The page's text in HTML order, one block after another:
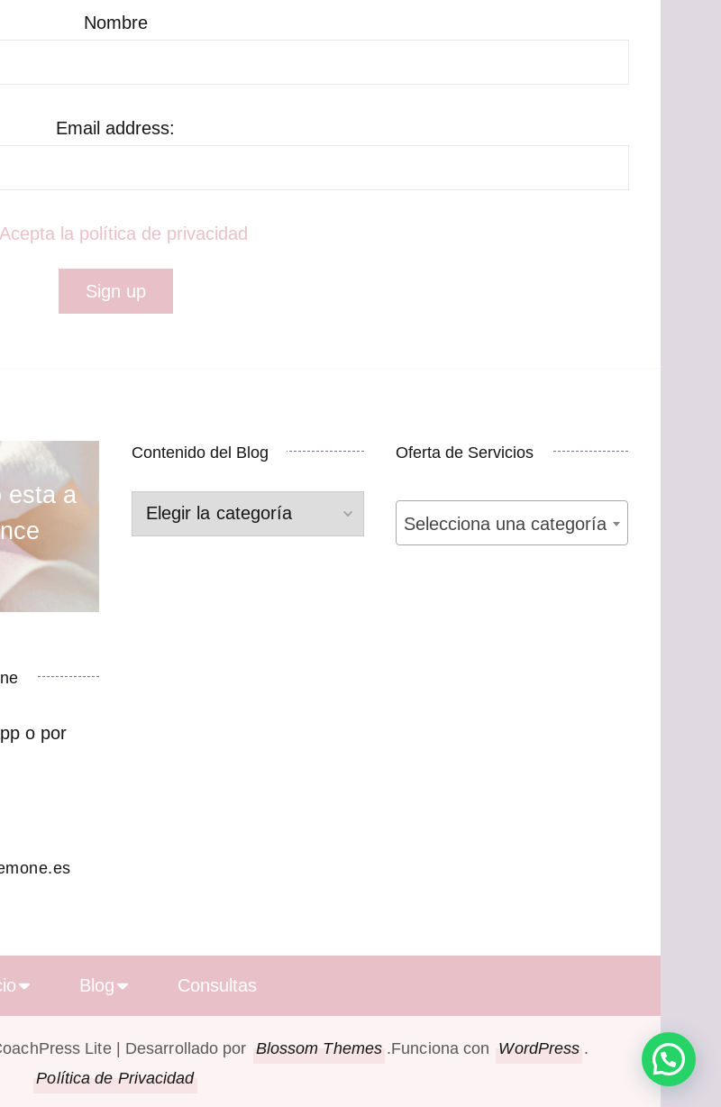
Nombre
Email address:
Acepta la política de privacidad
esta a
o por
Contenido del Blog
Contenido
del
Oferta de Servicios
Selecciona una categoría
Blog Consultas
Lite | Desarrollado por Blossom Themes .Funciona con WordPress .
Política de Privacidad